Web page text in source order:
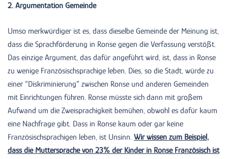
2. Argumentation Gemeinde
Umso merkwürdiger ist es, dass dieselbe Gemeinde der Meinung ist,
dass die Sprachförderung in Ronse gegen die Verfassung verstößt.
Das einzige Argument, das dafür angeführt wird, ist, dass in Ronse
zu wenige Französischsprachige leben. Dies, so die Stadt, würde zu
einer “Diskriminierung” zwischen Ronse und anderen Gemeinden
mit Einrichtungen führen. Ronse müsste sich dann mit großem
Aufwand um die Zweisprachigkeit bemühen, obwohl es dafür kaum
eine Nachfrage gibt. Dass in Ronse kaum oder gar keine
Französischsprachigen leben, ist Unsinn. Wir wissen zum Beispiel,
dass die Muttersprache von 23% der Kinder in Ronse Französisch ist